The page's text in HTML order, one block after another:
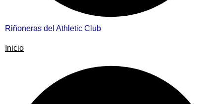
Riñoneras del Athletic Club
Inicio